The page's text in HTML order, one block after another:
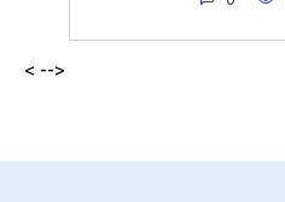
< -->